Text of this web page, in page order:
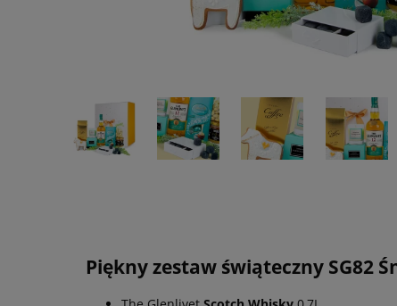
Piękny zestaw świąteczny SG82